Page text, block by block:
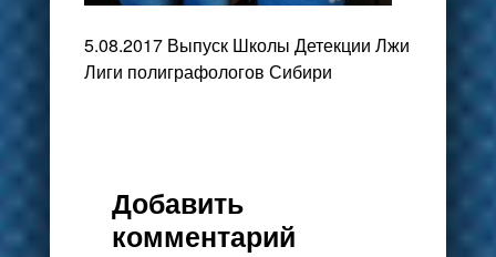
5.08.2017 Выпуск Школы Детекции Лжи
Лиги полиграфологов Сибири
Добавить
комментарий